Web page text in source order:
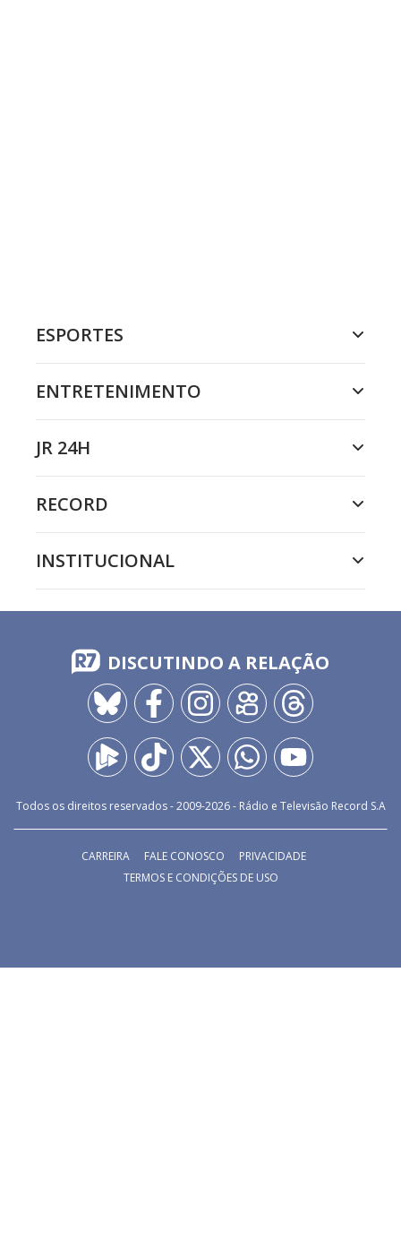
ESPORTES
ENTRETENIMENTO
JR 24H
RECORD
INSTITUCIONAL
DISCUTINDO A RELAÇÃO
Todos os direitos reservados - 2009-2026- Rádio e Televisão Record S.A
CARREIRA FALE CONOSCO
PRIVACIDADE
TERMOS E CONDIÇÕES DE USO